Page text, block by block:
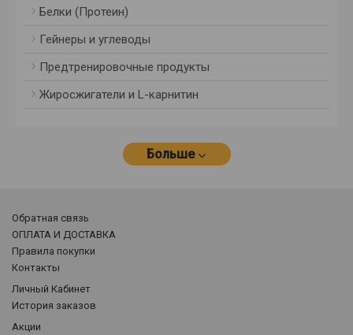
Белки (Протеин)
Гейнеры и углеводы
Предтренировочные продукты
Жиросжигатели и L-карнитин
Больше
Обратная связь
ОПЛАТА И ДОСТАВКА
Правила покупки
Контакты
Личный Кабинет
История заказов
Акции